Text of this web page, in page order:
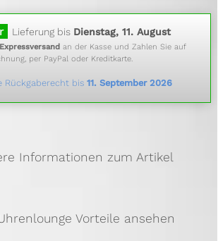
Lieferung bis Dienstag, 11. August
Expressversand an der Kasse und Zahlen Sie auf
per PayPal oder Kreditkarte.
Rückgaberecht bis 11. September 2026
Informationen zum Artikel
Vorteile ansehen